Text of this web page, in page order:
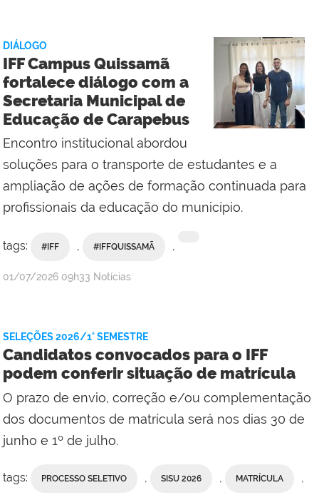
Reitoria
DIÁLOGO
IFF Campus Quissamã
fortalece diálogo com a
Secretaria Municipal de
Educação de Carapebus
Encontro institucional abordou
soluções para o transporte de estudantes e a
ampliação de ações de formação continuada para
profissionais da educação do município.
tags: #IFF , #IFFQUISSAMÃ ,
por
Campus
Quissamã
com
Reitoria
publicado
01/07/2026 09h33 Notícias
SELEÇÕES 2026/1° SEMESTRE
Candidatos convocados para o IFF
podem conferir situação de matrícula
O prazo de envio, correção e/ou complementação
dos documentos de matrícula será nos dias 30 de
junho e 1º de julho.
tags: PROCESSO SELETIVO SISU 2026 MATRÍCULA